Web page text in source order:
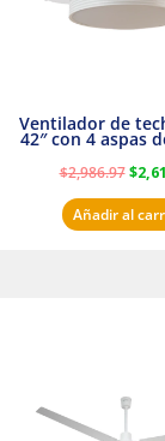
Ventilador de
42″ con 4 aspas
$2,986.97 $
Añadir al